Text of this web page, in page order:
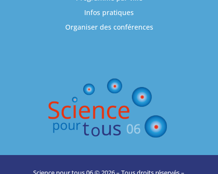
Infos pratiques
Organiser des conférences